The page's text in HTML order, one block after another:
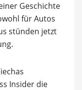
Geschichte
für Autos
stünden jetzt
Insider die